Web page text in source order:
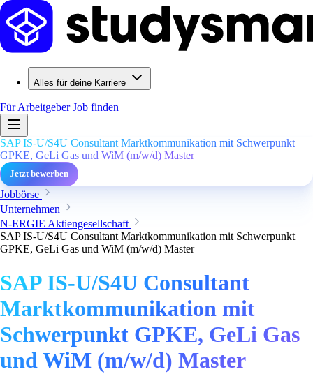
Alles für deine Karriere
Für ArbeitgeberJob finden
SAP IS-U/S4U Consultant Marktkommunikation mit Schwerpunkt
GPKE, GeLi Gas und WiM (m/w/d) Master
Jetzt bewerben
Jobbörse
Unternehmen
N-ERGIE Aktiengesellschaft
SAP IS-U/S4U Consultant Marktkommunikation mit Schwerpunkt
GPKE, GeLi Gas und WiM (m/w/d) Master
SAP IS-U/S4U Consultant
Marktkommunikation mit
Schwerpunkt GPKE, GeLi Gas
und WiM (m/w/d) Master